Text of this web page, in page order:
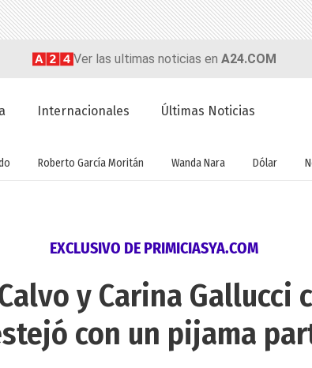
Ver las ultimas noticias en A24.COM
Internacionales Últimas Noticias
Roberto García Moritán Wanda Nara Dólar
EXCLUSIVO DE PRIMICIASYA.COM
y Carina Gallucci
con un pijama